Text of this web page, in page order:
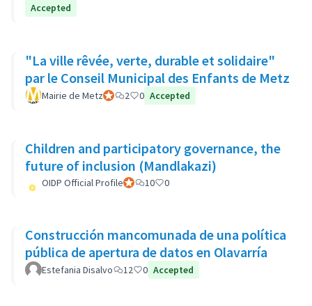
Accepted
"La ville rêvée, verte, durable et solidaire"
par le Conseil Municipal des Enfants de Metz
Mairie de MetzParticipante oficial
2 0 Accepted
Children and participatory governance, the
future of inclusion (Mandlakazi)
OIDP Official ProfileParticipante oficial
10 0
Construcción mancomunada de una política
pública de apertura de datos en Olavarría
Estefania Disalvo 12 0 Accepted